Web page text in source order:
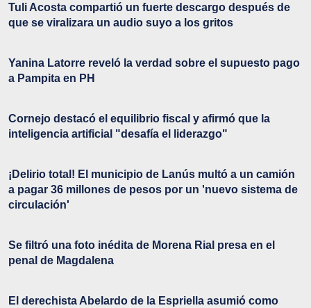
Tuli Acosta compartió un fuerte descargo después de
que se viralizara un audio suyo a los gritos
Yanina Latorre reveló la verdad sobre el supuesto pago
a Pampita en PH
Cornejo destacó el equilibrio fiscal y afirmó que la
inteligencia artificial "desafía el liderazgo"
¡Delirio total! El municipio de Lanús multó a un camión
a pagar 36 millones de pesos por un 'nuevo sistema de
circulación'
Se filtró una foto inédita de Morena Rial presa en el
penal de Magdalena
El derechista Abelardo de la Espriella asumió como